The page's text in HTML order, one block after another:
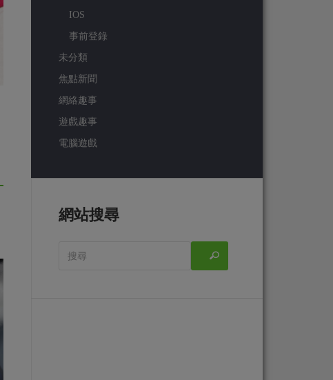
IOS
事前登錄
未分類
焦點新聞
網絡趣事
遊戲趣事
電腦遊戲
網站搜尋